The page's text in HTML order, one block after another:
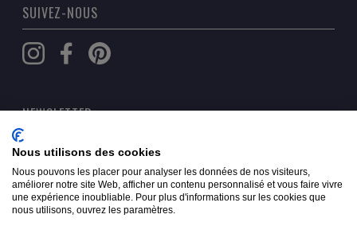
SUIVEZ-NOUS
NEWSLETTER
Nous utilisons des cookies
Nous pouvons les placer pour analyser les données de nos visiteurs,
améliorer notre site Web, afficher un contenu personnalisé et vous faire vivre
une expérience inoubliable. Pour plus d'informations sur les cookies que
nous utilisons, ouvrez les paramètres.